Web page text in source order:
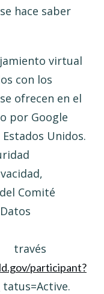
hace saber
virtual
con los
ofrecen en el
por Google
Unidos.
Comité
través
participant?
tatus=Active.